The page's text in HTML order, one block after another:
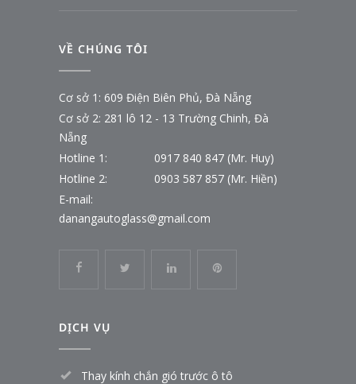
VỀ CHÚNG TÔI
Cơ sở 1: 609 Điện Biên Phủ, Đà Nẵng
Cơ sở 2: 281 lô 12 - 13 Trường Chinh, Đà
Nẵng
Hotline 1:
0917 840 847 (Mr. Huy)
Hotline 2:
0903 587 857 (Mr. Hiền)
E-mail:
danangautoglass@gmail.com
DỊCH VỤ
Thay kính chắn gió trước ô tô